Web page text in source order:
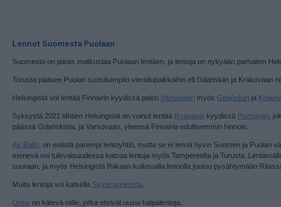
Lennot Suomesta Puolaan
Suomesta on paras matkustaa Puolaan lentäen, ja lentoja on nykyään parhaiten
Turusta pääsee Puolan suosituimpiin vierailupaikkoihin eli Gdańskiin ja Krakovaan
Helsingistä voi lentää Finnairin kyydissä paitsi Varsovaan myös Gdańskiin ja
Syksystä 2021 lähtien Helsingistä on voinut lentää Ryanairin kyydissä Poznańiin,
päässä Gdańskista, ja Varsovaan, yleensä Finnairia edullisemmin hinnoin.
Air Baltic on entistä parempi lentoyhtiö, mutta se ei lennä hyvin Suomen ja Puolan
menevä voi tulevaisuudessa katsoa lentoja myös Tampereelta ja Turusta.
suoraan, ja myös Helsingistä Riikaan kulkevalla lennolla joutuu pysähtymään
Muita lentoja voi katsella Skyscannerista.
Omio on kätevä niille, jotka etsivät uusia halpalentoja.